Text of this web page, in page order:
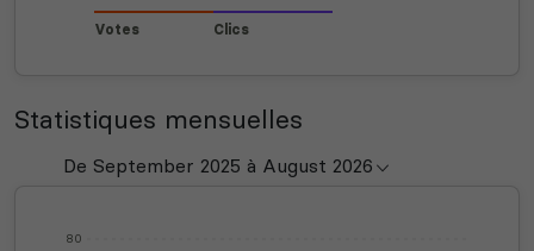
Votes Clics
Statistiques mensuelles
80